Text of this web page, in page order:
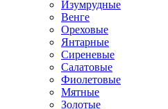
Изумрудные
Венге
Ореховые
Янтарные
Сиреневые
Салатовые
Фиолетовые
Мятные
Золотые